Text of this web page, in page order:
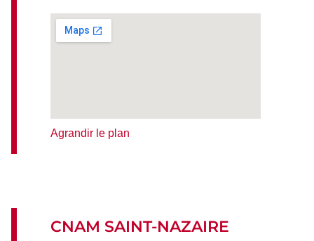
Agrandir le plan
CNAM SAINT-NAZAIRE